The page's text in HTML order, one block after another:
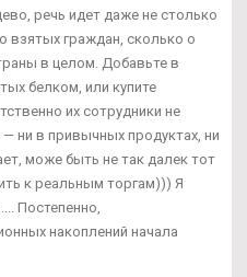
речь идет даже не столько
взятых граждан, сколько о
в целом. Добавьте в
белком, или купите
их сотрудники не
ни в привычных продуктах, ни
може быть не так далек тот
к реальным торгам))) Я
Постепенно,
накоплений начала